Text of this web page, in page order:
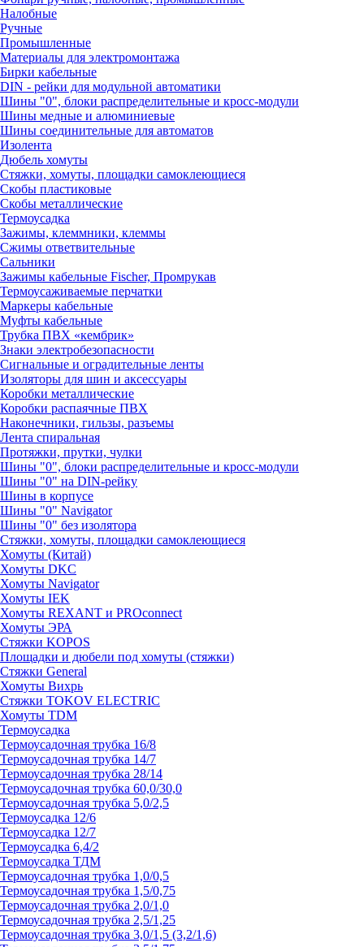
Налобные
Ручные
Промышленные
Материалы для электромонтажа
Бирки кабельные
DIN - рейки для модульной автоматики
Шины "0", блоки распределительные и кросс-модули
Шины медные и алюминиевые
Шины соединительные для автоматов
Изолента
Дюбель хомуты
Стяжки, хомуты, площадки самоклеющиеся
Скобы пластиковые
Скобы металлические
Термоусадка
Зажимы, клеммники, клеммы
Сжимы ответвительные
Сальники
Зажимы кабельные Fischer, Промрукав
Термоусаживаемые перчатки
Маркеры кабельные
Муфты кабельные
Трубка ПВХ «кембрик»
Знаки электробезопасности
Сигнальные и оградительные ленты
Изоляторы для шин и аксессуары
Коробки металлические
Коробки распаячные ПВХ
Наконечники, гильзы, разъемы
Лента спиральная
Протяжки, прутки, чулки
Шины "0", блоки распределительные и кросс-модули
Шины "0" на DIN-рейку
Шины в корпусе
Шины "0" Navigator
Шины "0" без изолятора
Стяжки, хомуты, площадки самоклеющиеся
Хомуты (Китай)
Хомуты DKC
Хомуты Navigator
Хомуты IEK
Хомуты REXANT и PROconnect
Хомуты ЭРА
Стяжки KOPOS
Площадки и дюбели под хомуты (стяжки)
Стяжки General
Хомуты Вихрь
Стяжки TOKOV ELECTRIC
Хомуты TDM
Термоусадка
Термоусадочная трубка 16/8
Термоусадочная трубка 14/7
Термоусадочная трубка 28/14
Термоусадочная трубка 60,0/30,0
Термоусадочная трубка 5,0/2,5
Термоусадка 12/6
Термоусадка 12/7
Термоусадка 6,4/2
Термоусадка ТДМ
Термоусадочная трубка 1,0/0,5
Термоусадочная трубка 1,5/0,75
Термоусадочная трубка 2,0/1,0
Термоусадочная трубка 2,5/1,25
Термоусадочная трубка 3,0/1,5 (3,2/1,6)